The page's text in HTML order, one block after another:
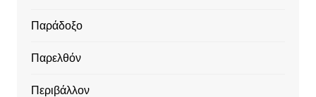
Παράδοξο
Παρελθόν
Περιβάλλον